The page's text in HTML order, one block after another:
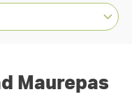
Maurepas